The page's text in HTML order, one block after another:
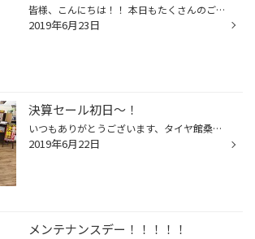
皆様、こんにちは！！ 本日もたくさんのご来店、誠にありがとうございます✫ 決算セール2日目も元気に営業しております！！！ 本日の作業は、タイヤ交換、オイル交換、アライメント、、、 ドライブレコーダなど、、、 たくさんの作業ありがとうございました☻ ドライブレコーダーの取付け作業が本日2...
2019年6月23日
決算セール初日～！
いつもありがとうございます、タイヤ館桑園店です♪ 本日から開催しました「決算セール」の初日ですっ！ ただお天気さんが・・・・・ どんよりーーん・・・・ お客様に来て頂けるのか、ﾊﾗﾊﾗでした。 しかーし！！ 朝から来て頂きました、感謝ですっ✿ タイヤ交換やオイル交換、アライメント調整などな...
2019年6月22日
メンテナンスデー！！！！！